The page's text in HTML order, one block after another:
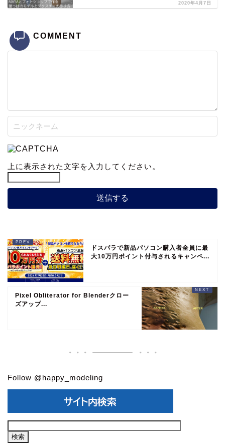
2020年4月7日
COMMENT
上に表示された文字を入力してください。
ドスパラで新品パソコン購入者全員に最
大10万円ポイント付与されるキャンペ...
Pixel Obliterator for Blenderクロー
ズアップ...
Follow @happy_modeling